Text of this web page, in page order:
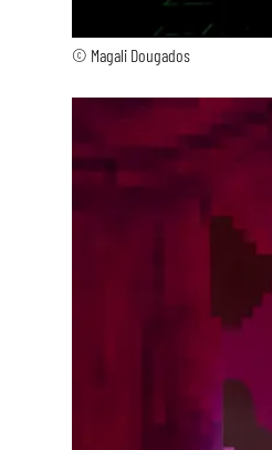
© Magali Dougados